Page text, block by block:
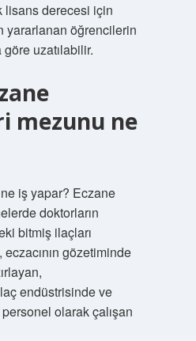
lisans derecesi için
yararlanan öğrencilerin
uzatılabilir.
mezunu ne
iş yapar? Eczane
doktorların
bitmiş ilaçları
gözetiminde
endüstrisinde ve
olarak çalışan